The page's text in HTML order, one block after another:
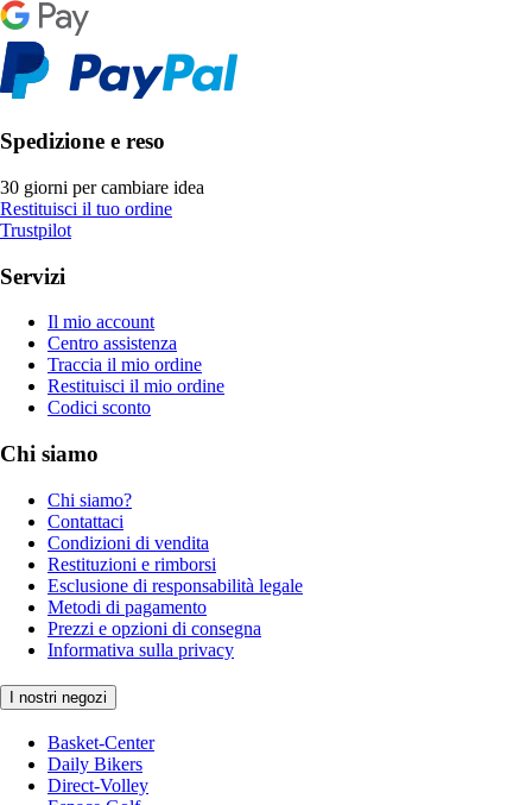
Spedizione e reso
30 giorni per cambiare idea
Restituisci il tuo ordine
Trustpilot
Servizi
Il mio account
Centro assistenza
Traccia il mio ordine
Restituisci il mio ordine
Codici sconto
Chi siamo
Chi siamo?
Contattaci
Condizioni di vendita
Restituzioni e rimborsi
Esclusione di responsabilità legale
Metodi di pagamento
Prezzi e opzioni di consegna
Informativa sulla privacy
I nostri negozi
Basket-Center
Daily Bikers
Direct-Volley